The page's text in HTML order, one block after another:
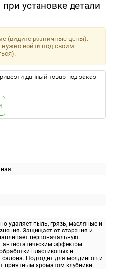
установке детали
удаляет пыль, грязь, масляные и
Защищает от старения и
первоначальную
антистатическим эффектом.
пластиковых и
салона. Подходит для молдингов и
приятным ароматом клубники.
(видите розничные цены).
войти под своим
данный товар под заказ.